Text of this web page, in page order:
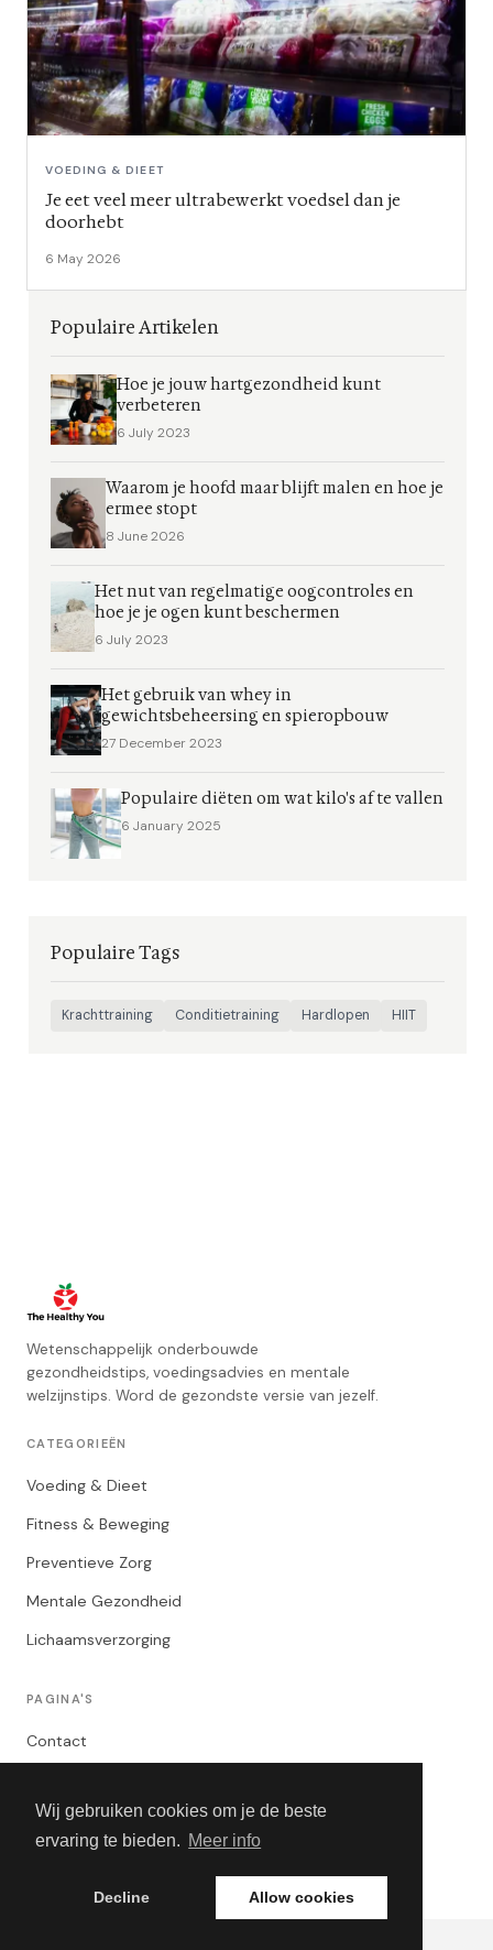
Wij gebruiken cookies om je de beste
ervaring te bieden. Meer info
Decline Allow cookies
VOEDING & DIEET
Je eet veel meer ultrabewerkt voedsel dan je
doorhebt
6 May 2026
Populaire Artikelen
Hoe je jouw hartgezondheid kunt
verbeteren
6 July 2023
Waarom je hoofd maar blijft malen en hoe je
ermee stopt
8 June 2026
Het nut van regelmatige oogcontroles en
hoe je je ogen kunt beschermen
6 July 2023
Het gebruik van whey in
gewichtsbeheersing en spieropbouw
27 December 2023
Populaire diëten om wat kilo's af te vallen
6 January 2025
Populaire Tags
Krachttraining Conditietraining Hardlopen HIIT
Wetenschappelijk onderbouwde
gezondheidstips, voedingsadvies en mentale
welzijnstips. Word de gezondste versie van jezelf.
CATEGORIEËN
Voeding & Dieet
Fitness & Beweging
Preventieve Zorg
Mentale Gezondheid
Lichaamsverzorging
PAGINA'S
Contact
Algemene Voorwaarden
Adverteren